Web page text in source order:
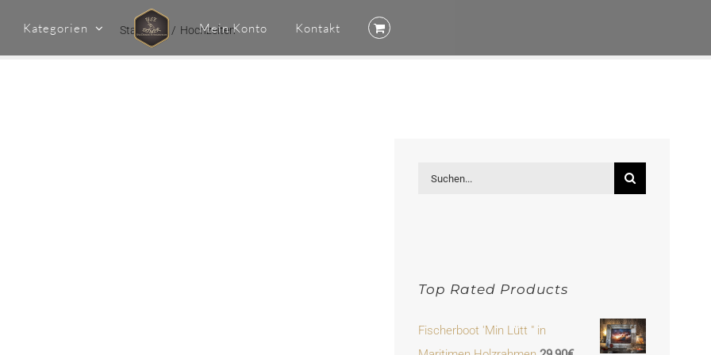
Kategorien Mein Konto Kontakt
Startseite Hochzeiten
Suche
Top Rated Products
Fischerboot 'Min Lütt " in